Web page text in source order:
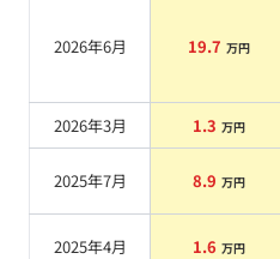
2026年6月 19.7 万円
2026年3月
1.3 万円
2025年7月 8.9 万円
2025年4月 1.6 万円